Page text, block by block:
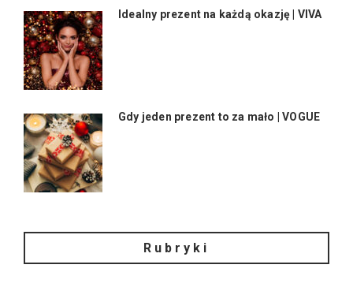
Idealny prezent na każdą okazję | VIVA
Gdy jeden prezent to za mało | VOGUE
Rubryki